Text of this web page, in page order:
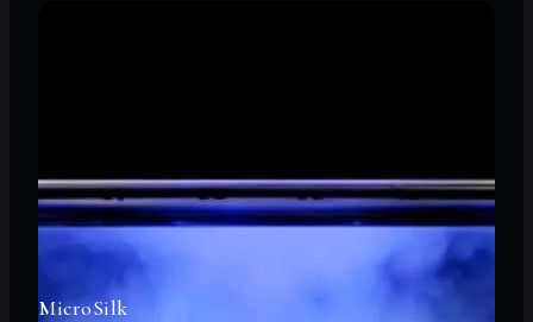
MicroSilk